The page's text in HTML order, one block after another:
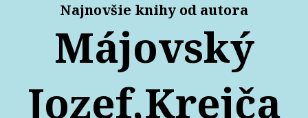
Najnovšie knihy od autora
Májovský
Jozef,Krejča